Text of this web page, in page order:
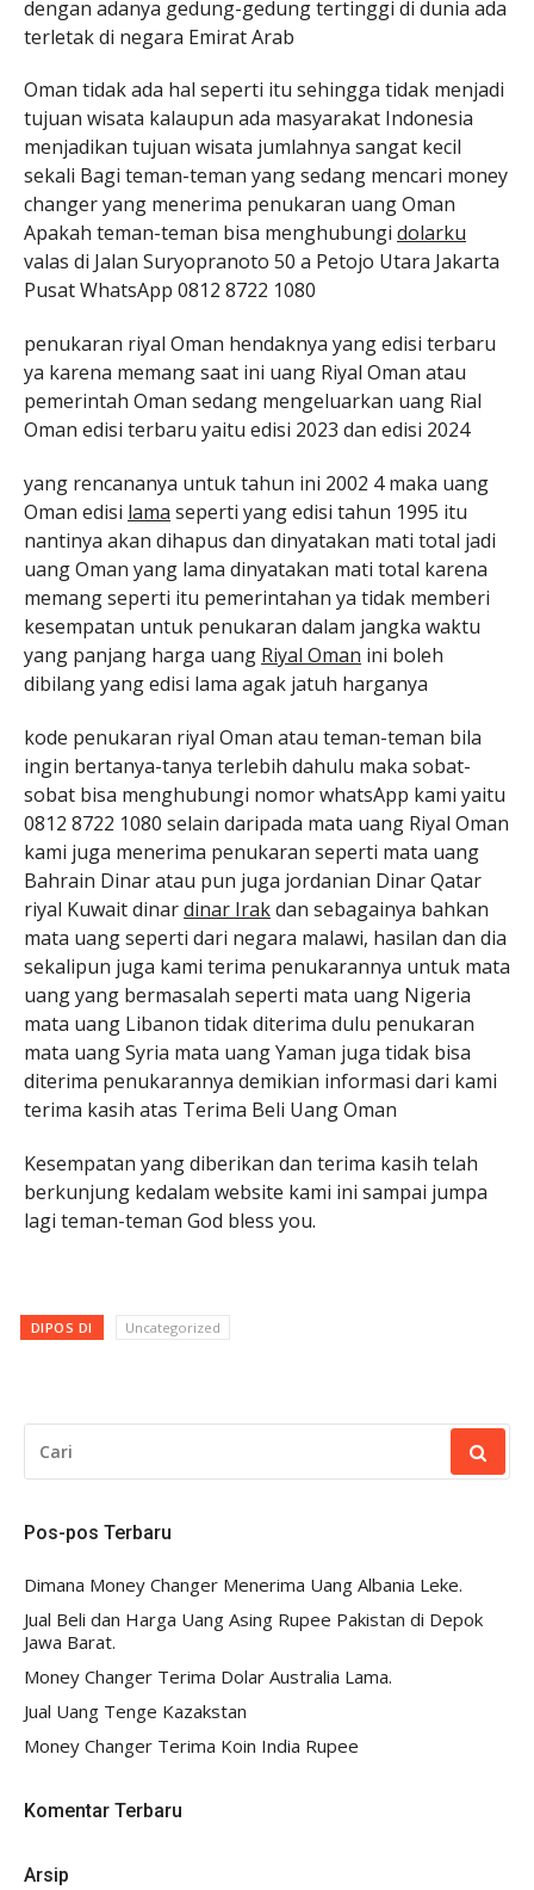
dengan adanya gedung-gedung tertinggi di dunia ada
terletak di negara Emirat Arab
Oman tidak ada hal seperti itu sehingga tidak menjadi
tujuan wisata kalaupun ada masyarakat Indonesia
menjadikan tujuan wisata jumlahnya sangat kecil
sekali Bagi teman-teman yang sedang mencari money
changer yang menerima penukaran uang Oman
Apakah teman-teman bisa menghubungi dolarku
valas di Jalan Suryopranoto 50 a Petojo Utara Jakarta
Pusat WhatsApp 0812 8722 1080
penukaran riyal Oman hendaknya yang edisi terbaru
ya karena memang saat ini uang Riyal Oman atau
pemerintah Oman sedang mengeluarkan uang Rial
Oman edisi terbaru yaitu edisi 2023 dan edisi 2024
yang rencananya untuk tahun ini 2002 4 maka uang
Oman edisi lama seperti yang edisi tahun 1995 itu
nantinya akan dihapus dan dinyatakan mati total jadi
uang Oman yang lama dinyatakan mati total karena
memang seperti itu pemerintahan ya tidak memberi
kesempatan untuk penukaran dalam jangka waktu
yang panjang harga uang Riyal Oman ini boleh
dibilang yang edisi lama agak jatuh harganya
kode penukaran riyal Oman atau teman-teman bila
ingin bertanya-tanya terlebih dahulu maka sobat-
sobat bisa menghubungi nomor whatsApp kami yaitu
0812 8722 1080 selain daripada mata uang Riyal Oman
kami juga menerima penukaran seperti mata uang
Bahrain Dinar atau pun juga jordanian Dinar Qatar
riyal Kuwait dinardinar Irakdan sebagainya bahkan
mata uang seperti dari negara malawi, hasilan dan dia
sekalipun juga kami terima penukarannya untuk mata
uang yang bermasalah seperti mata uang Nigeria
mata uang Libanon tidak diterima dulu penukaran
mata uang Syria mata uang Yaman juga tidak bisa
diterima penukarannya demikian informasi dari kami
terima kasih atas Terima Beli Uang Oman
Kesempatan yang diberikan dan terima kasih telah
berkunjung kedalam website kami ini sampai jumpa
lagi teman-teman God bless you.
DIPOS DI Uncategorized
UNTUK:
Pos-pos Terbaru
Dimana Money Changer Menerima Uang Albania Leke.
Jual Beli dan Harga Uang Asing Rupee Pakistan di Depok
Jawa Barat.
Money Changer Terima Dolar Australia Lama.
Jual Uang Tenge Kazakstan
Money Changer Terima Koin India Rupee
Komentar Terbaru
Arsip